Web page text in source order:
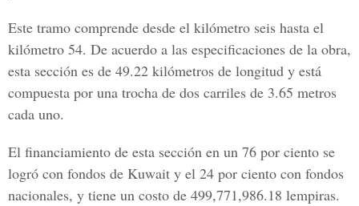
Este tramo comprende desde el kilómetro seis hasta el
kilómetro 54. De acuerdo a las especificaciones de la obra,
esta sección es de 49.22 kilómetros de longitud y está
compuesta por una trocha de dos carriles de 3.65 metros
cada uno.
El financiamiento de esta sección en un 76 por ciento se
logró con fondos de Kuwait y el 24 por ciento con fondos
nacionales, y tiene un costo de 499,771,986.18 lempiras.